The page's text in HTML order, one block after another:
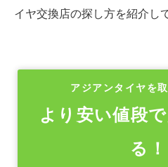
イヤ交換店の探し方を紹介し
アジアンタイヤを
より安い値段
る！